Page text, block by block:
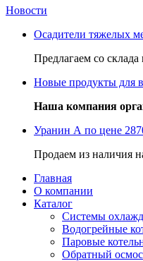
Новости
Осадители тяжелых
Предлагаем со
Новые продукты для
Наша компания
Уранин А по цене
Продаем из наличия
Главная
О компании
Каталог
Системы
Водогрейные
Паровые
Обратный осмос